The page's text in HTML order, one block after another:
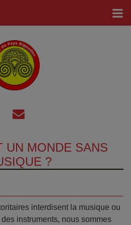
UN MONDE SANS
?
interdisent la musique ou
instruments, nous sommes